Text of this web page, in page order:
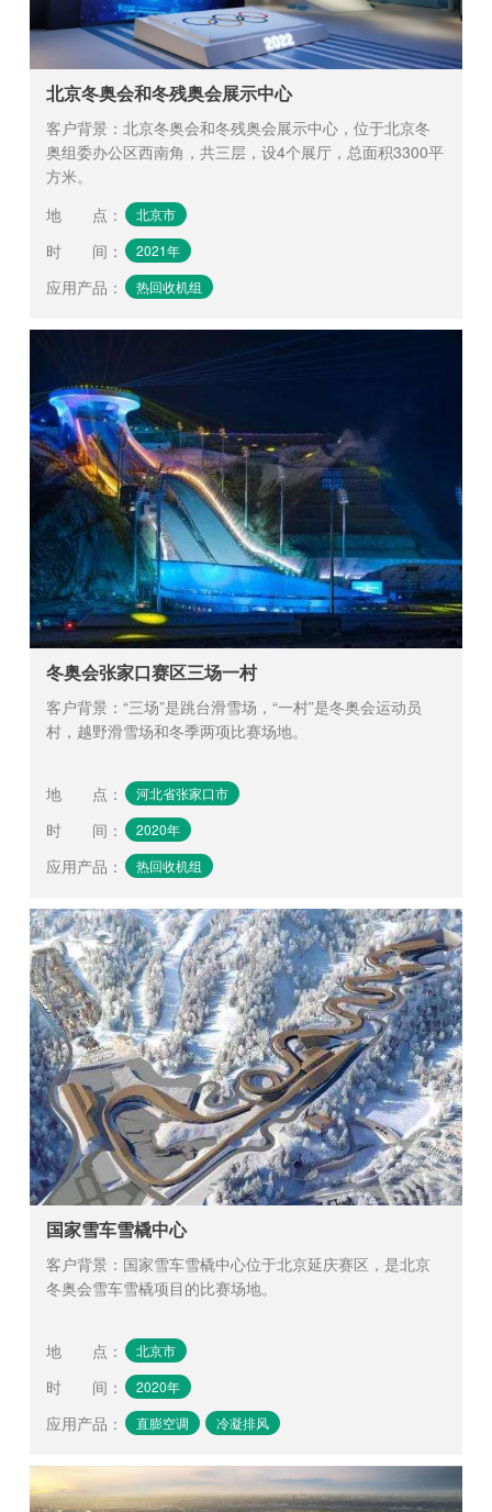
北京冬奥会和冬残奥会展示中心
客户背景：北京冬奥会和冬残奥会展示中心，位于北京冬
奥组委办公区西南角，共三层，设4个展厅，总面积3300平
方米。
地 点 ： 北京市
时 间 ： 2021年
应用产品 ： 热回收机组
冬奥会张家口赛区三场一村
客户背景：“三场”是跳台滑雪场，“一村”是冬奥会运动员
村，越野滑雪场和冬季两项比赛场地。
地 点 ： 河北省张家口市
时 间 ： 2020年
应用产品 ： 热回收机组
国家雪车雪橇中心
客户背景：国家雪车雪橇中心位于北京延庆赛区，是北京
冬奥会雪车雪橇项目的比赛场地。
地 点 ： 北京市
时 间 ： 2020年
应用产品 ： 直膨空调 冷凝排风